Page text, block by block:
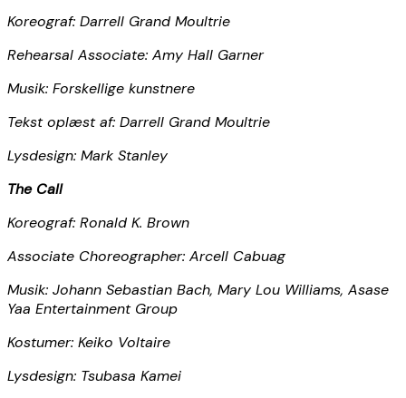
Koreograf: Darrell Grand Moultrie
Rehearsal Associate: Amy Hall Garner
Musik: Forskellige kunstnere
Tekst oplæst af: Darrell Grand Moultrie
Lysdesign: Mark Stanley
The Call
Koreograf: Ronald K. Brown
Associate Choreographer: Arcell Cabuag
Musik: Johann Sebastian Bach, Mary Lou Williams, Asase
Yaa Entertainment Group
Kostumer: Keiko Voltaire
Lysdesign: Tsubasa Kamei